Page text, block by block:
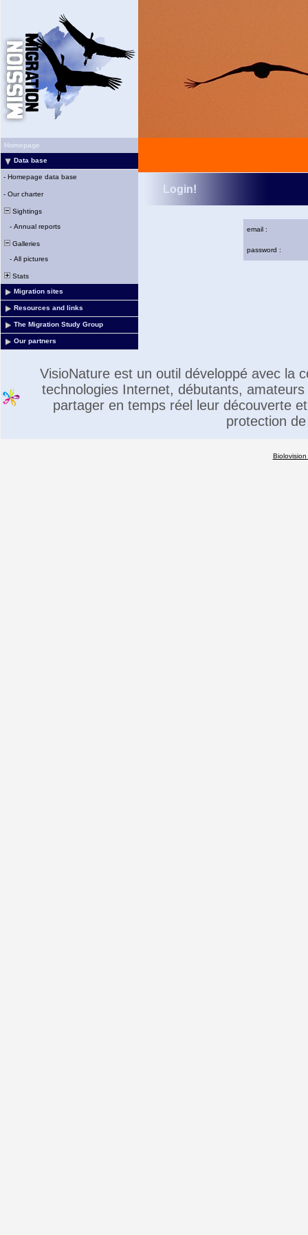
Homepage
Data base
- Homepage data base
- Our charter
Sightings
- Annual reports
Galleries
- All pictures
Stats
Migration sites
Resources and links
The Migration Study Group
Our partners
Login!
email :
password :
VisioNature est un outil développé avec la
technologies Internet, débutants,
partager en temps réel leur découverte
protection
Biolovision